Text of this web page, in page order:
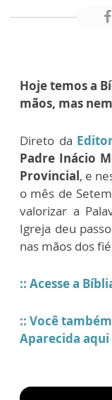
Hoje temos a
mãos, mas
Direto da
Padre Inácio
Provincial, e
o mês de
valorizar a
Igreja deu
nas mãos dos
:: Acesse a
:: Você
Aparecida aqui